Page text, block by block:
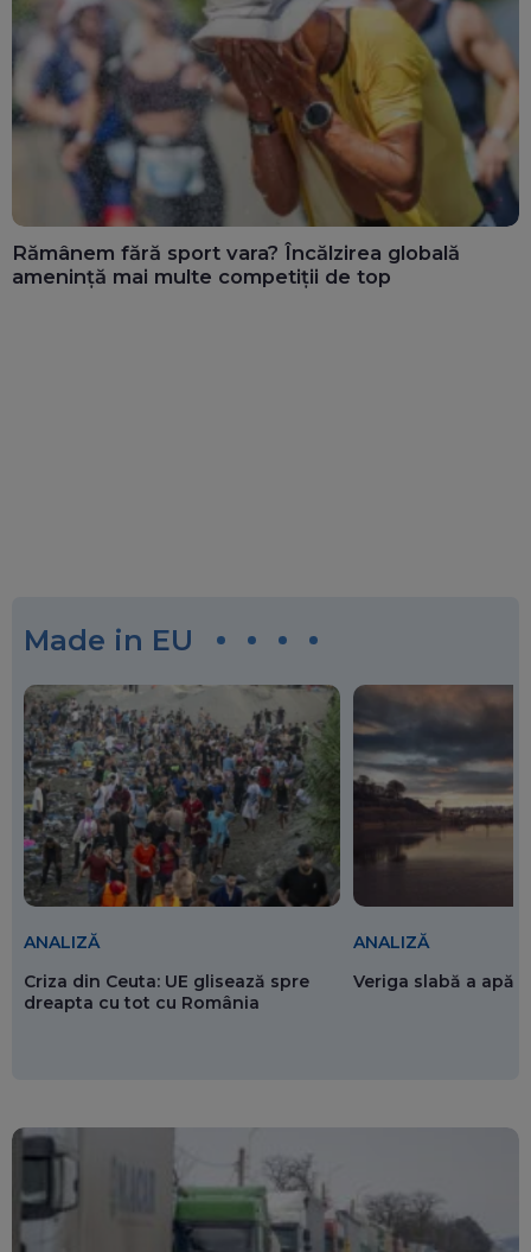
Rămânem fără sport vara? Încălzirea globală
amenință mai multe competiții de top
Made in EU
ANALIZĂ
Criza din Ceuta: UE glisează spre
dreapta cu tot cu România
ANALIZĂ
Veriga slabă a